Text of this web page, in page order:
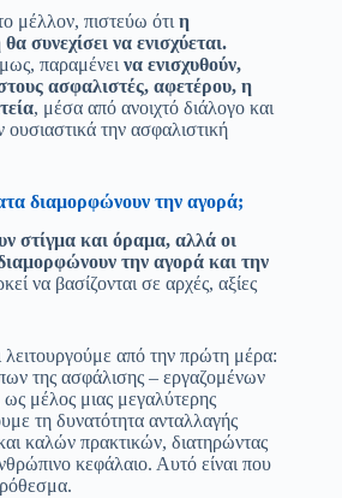
μέλλον, πιστεύω ότι η
συνεχίσει να ενισχύεται.
παραμένει να ενισχυθούν,
ασφαλιστές, αφετέρου, η
, μέσα από ανοιχτό διάλογο και
ουσιαστικά την ασφαλιστική
διαμορφώνουν την αγορά;
στίγμα και όραμα, αλλά οι
την αγορά και την
να βασίζονται σε αρχές, αξίες
λειτουργούμε από την πρώτη μέρα:
της ασφάλισης – εργαζομένων
μέλος μιας μεγαλύτερης
τη δυνατότητα ανταλλαγής
καλών πρακτικών, διατηρώντας
κεφάλαιο. Αυτό είναι που